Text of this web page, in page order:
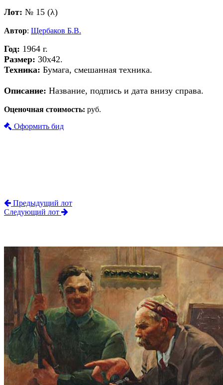
Лот: № 15 (λ)
Автор: Щербаков Б.В.
Год: 1964 г.
Размер: 30х42.
Техника: Бумага, смешанная техника.
Описание: Название, подпись и дата внизу справа.
Оценочная стоимость: руб.
Оформить бид
Предыдущий лот
Следующий лот